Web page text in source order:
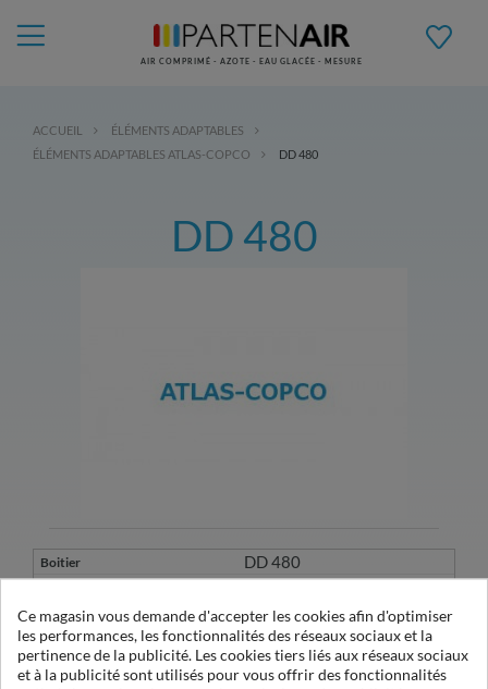
AIR COMPRIMÉ - AZOTE - EAU GLACÉE - MESURE
ACCUEIL
ÉLÉMENTS ADAPTABLES
ÉLÉMENTS ADAPTABLES ATLAS-COPCO
DD 480
DD 480
DD 480
2906-7000-00
1617-7043-03
Ce magasin vous demande d'accepter les cookies afin d'optimiser
les performances, les fonctionnalités des réseaux sociaux et la
pertinence de la publicité. Les cookies tiers liés aux réseaux sociaux
et à la publicité sont utilisés pour vous offrir des fonctionnalités